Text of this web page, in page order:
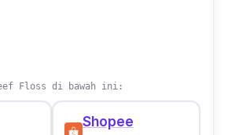
proses pembuatan Abon My
karena tanpa
sehingga lebih sehat
rasa yang tersedia
yaitu Lele, Patin, Ayam, Sapi
Floss di bawah ini:
Shopee